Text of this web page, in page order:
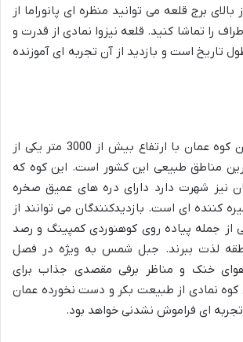
برج قلعه می توانید منظره ای پانوراما از
را تماشا کنید. قلعه نیزوا نمادی از قدرت و
تاریخ است و بازدید از آن تجربه ای آموزنده
جبل شمس بلندترین کوه عمان با ارتفاع بیش از 3000 متر یکی از
مناطق طبیعی این کشور است. این کوه که
نیز شهرت دارد دارای دره های عمیق صخره
کننده ای است. بازدیدکنندگان می توانند از
از جمله پیاده روی کوهنوردی کمپینگ و رصد
لذت ببرند. جبل شمس به ویژه در فصل
خنک و مناظر برفی مقصدی جذاب برای
نمادی از طبیعت بکر و دست نخورده عمان
ای فراموش نشدنی خواهد بود.